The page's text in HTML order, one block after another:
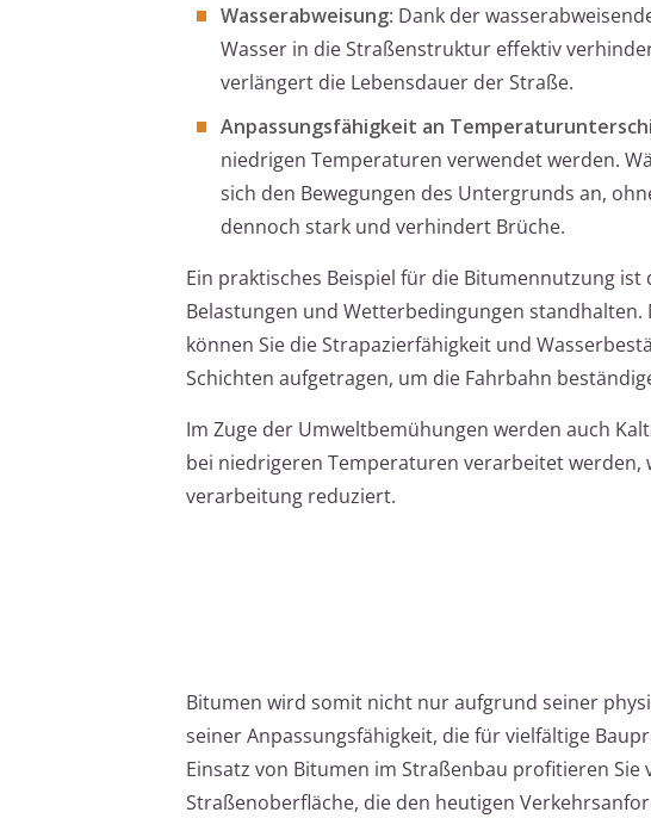
Wasserabweisung: Dank der
Wasser in die Straßenstruktur effektiv
verlängert die Lebensdauer der Straße.
Anpassungsfähigkeit an
niedrigen Temperaturen verwendet werden.
sich den Bewegungen des Untergrunds an,
dennoch stark und verhindert Brüche.
Ein praktisches Beispiel für die Bitumennutzung
Belastungen und Wetterbedingungen
können Sie die Strapazierfähigkeit und
Schichten aufgetragen, um die Fahrbahn
Im Zuge der Umweltbemühungen werden auch
bei niedrigeren Temperaturen verarbeitet
verarbeitung reduziert.
Bitumen wird somit nicht nur aufgrund seiner
seiner Anpassungsfähigkeit, die für vielfältige
Einsatz von Bitumen im Straßenbau profitieren
Straßenoberfläche, die den heutigen